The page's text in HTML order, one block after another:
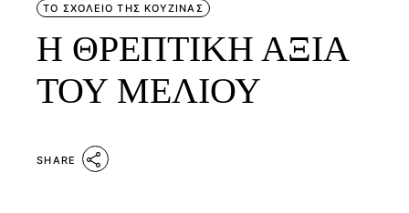
ΤΟ ΣΧΟΛΕΙΟ ΤΗΣ ΚΟΥΖΙΝΑΣ
Η ΘΡΕΠΤΙΚΗ ΑΞΙΑ
ΤΟΥ ΜΕΛΙΟΥ
SHARE